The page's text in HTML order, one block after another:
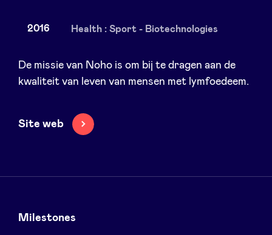
Nieuws
BeAngels Academy
2016 Health : Sport - Biotechnologies
De missie van Noho is om bij te dragen aan de
kwaliteit van leven van mensen met lymfoedeem.
Site web
Milestones